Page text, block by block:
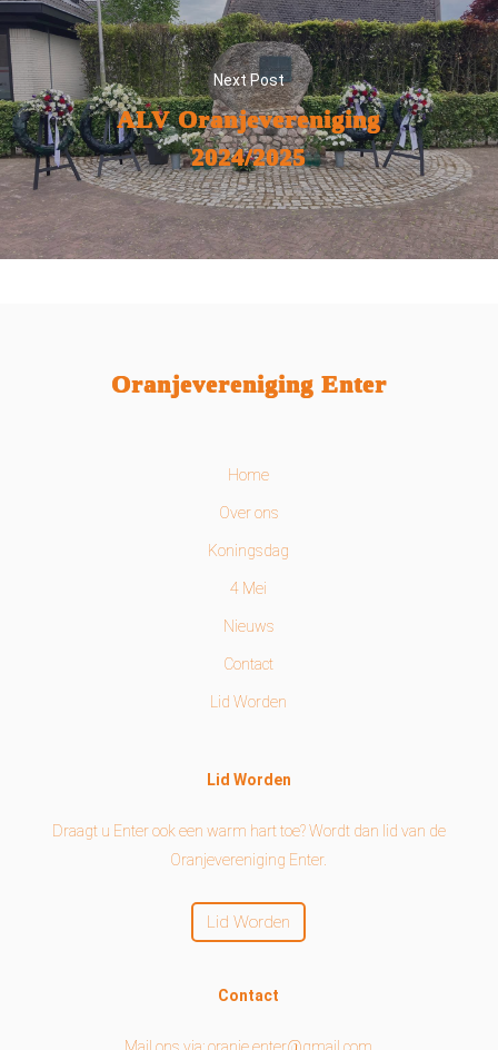
Next Post
ALV Oranjevereniging
2024/2025
Oranjevereniging Enter
Home
Over ons
Koningsdag
4 Mei
Nieuws
Contact
Lid Worden
Lid Worden
Draagt u Enter ook een warm hart toe? Wordt dan lid van de
Oranjevereniging Enter.
Lid Worden
Contact